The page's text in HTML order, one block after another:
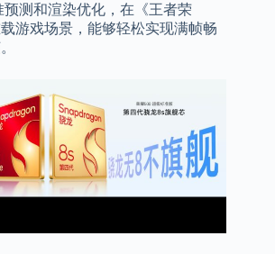
预测和渲染优化，在《王者荣
游戏场景，能够轻松实现满帧畅